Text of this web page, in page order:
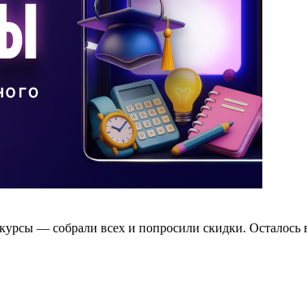
— собрали всех и попросили скидки. Осталось